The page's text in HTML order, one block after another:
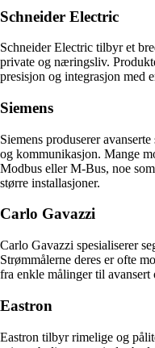
Schneider Electric
Schneider Electric tilbyr et
private og næringsliv.
presisjon og integrasjon med
Siemens
Siemens produserer
og kommunikasjon. Mange
Modbus eller M-Bus, noe
større installasjoner.
Carlo Gavazzi
Carlo Gavazzi spesialiserer
Strømmålerne deres er ofte
fra enkle målinger til avansert
Eastron
Eastron tilbyr rimelige og